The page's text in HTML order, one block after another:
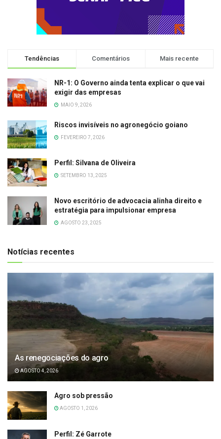
Tendências Comentários Mais recente
NR-1: O Governo ainda tenta explicar o que vai
exigir das empresas
MAIO 9, 2026
Riscos invisíveis no agronegócio goiano
FEVEREIRO 7, 2026
Perfil: Silvana de Oliveira
SETEMBRO 13, 2025
Novo escritório de advocacia alinha direito e
estratégia para impulsionar empresa
AGOSTO 23, 2025
Notícias recentes
As renegociações do agro
AGOSTO 4, 2026
Agro sob pressão
AGOSTO 1, 2026
Perfil: Zé Garrote